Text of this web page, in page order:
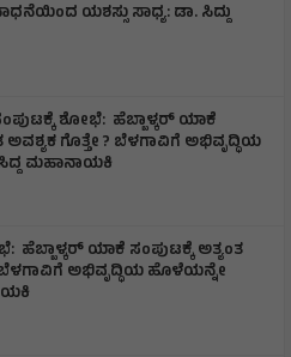
ಸಾಧನೆಯಿಂದ ಯಶಸ್ಸು ಸಾಧ್ಯ: ಡಾ. ಸಿದ್ದು
ಸಂಪುಟಕ್ಕೆ ಶೋಭೆ: ಹೆಬ್ಬಾಳ್ಕರ್ ಯಾಕೆ
ಅವಶ್ಯಕ ಗೊತ್ತೇ ? ಬೆಳಗಾವಿಗೆ ಅಭಿವೃದ್ಧಿಯ
ಮಹಾನಾಯಕಿ
ಹೆಬ್ಬಾಳ್ಕರ್ ಯಾಕೆ ಸಂಪುಟಕ್ಕೆ ಅತ್ಯಂತ
ಬೆಳಗಾವಿಗೆ ಅಭಿವೃದ್ಧಿಯ ಹೊಳೆಯನ್ನೇ